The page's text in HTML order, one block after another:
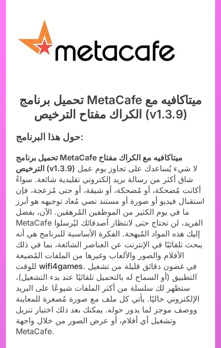
تحميل برنامج MetaCafe ميتاكافيه مع
الكراك مفتاح الترخيص (v1.3.9)
حول هذا البرنامج:
تحميل برنامج MetaCafe ميتاكافيه مع الكراك مفتاح
الترخيص (v1.3.9)
شاق أكثر من رسالة بريد إلكتروني تقليدية شائعة. سواءً
أكانت مُضحكة، أو مُضحكة، أو شيقة، أو حتى مُزعجة، فإن
استقبال فيديو أو صورة أو مستند نصي مُعاد توجيهه هو أبرز
ما في يوم الكثير من الموظفين المُرهقين. الآن، بفضل
MetaCafe الفريد، لن تحتاج حتى لانتظار أصدقائك ليُرسلوا
إليك هذه المواد المُبهجة. الفكرة الأساسية للبرنامج هي أنه
يبحث تلقائيًا في الإنترنت عن العناصر الشائعة، بما في ذلك
الأفلام والصور والألعاب وغيرها من الملفات المُضيعة
wifi4games. في غضون دقائق قليلة من تشغيل
التطبيق (أو السماح له بالتحميل تلقائيًا عند بدء التشغيل)،
ستظهر لك سلسلة من أكثر الملفات شيوعًا على البريد
الإلكتروني حاليًا. يأتي كل ملف مع صورة مُصغرة للمعاينة
ووصف موجز لما يدور حوله. يمكنك بعد ذلك اختيار تنزيل
وتشغيل أي أفلام، أو عرض الصور من خلال واجهة
MetaCafe.